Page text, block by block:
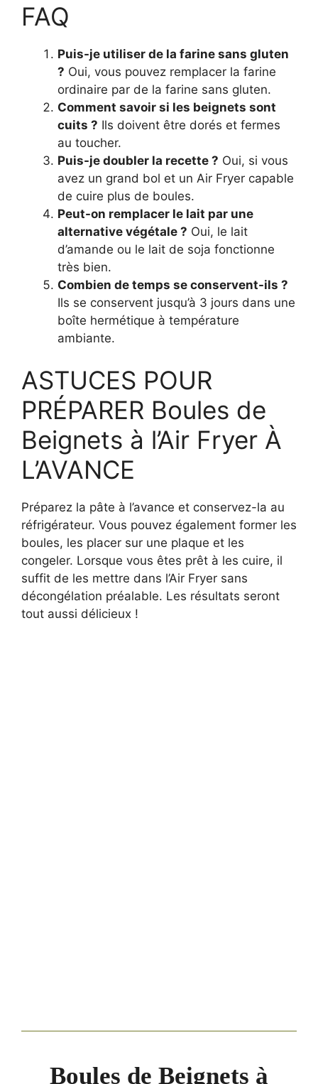
FAQ
Puis-je utiliser de la farine sans gluten
? Oui, vous pouvez remplacer la farine
ordinaire par de la farine sans gluten.
Comment savoir si les beignets sont
cuits ? Ils doivent être dorés et fermes
au toucher.
Puis-je doubler la recette ? Oui, si vous
avez un grand bol et un Air Fryer capable
de cuire plus de boules.
Peut-on remplacer le lait par une
alternative végétale ? Oui, le lait
d’amande ou le lait de soja fonctionne
très bien.
Combien de temps se conservent-ils ?
Ils se conservent jusqu’à 3 jours dans une
boîte hermétique à température
ambiante.
ASTUCES POUR
PRÉPARER Boules de
Beignets à l’Air Fryer À
L’AVANCE
Préparez la pâte à l’avance et conservez-la au
réfrigérateur. Vous pouvez également former les
boules, les placer sur une plaque et les
congeler. Lorsque vous êtes prêt à les cuire, il
suffit de les mettre dans l’Air Fryer sans
décongélation préalable. Les résultats seront
tout aussi délicieux !
Boules de Beignets à